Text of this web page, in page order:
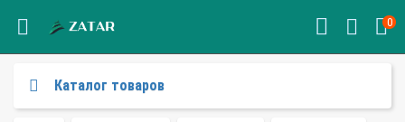
0
Каталог товаров